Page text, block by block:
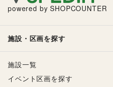
powered by SHOPCOUNTER
施設・区画を探す
施設一覧
イベント区画を探す